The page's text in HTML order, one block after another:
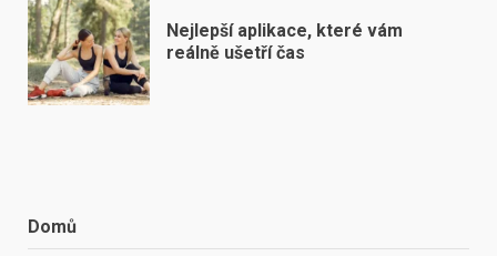
Nejlepší aplikace, které vám
reálně ušetří čas
Domů